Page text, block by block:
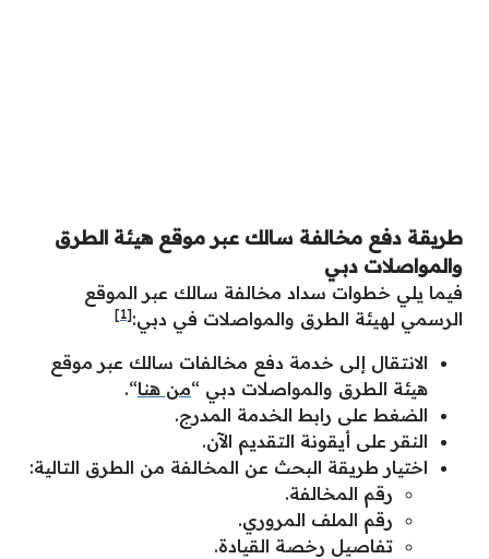
طريقة دفع مخالفة سالك عبر موقع هيئة الطرق
والمواصلات دبي
فيما يلي خطوات سداد مخالفة سالك عبر الموقع
الرسمي لهيئة الطرق والمواصلات في دبي:[1]
الانتقال إلى خدمة دفع مخالفات سالك عبر موقع
هيئة الطرق والمواصلات دبي “من هنا“.
الضغط على رابط الخدمة المدرج.
النقر على أيقونة التقديم الآن.
اختيار طريقة البحث عن المخالفة من الطرق التالية:
رقم المخالفة.
رقم الملف المروري.
تفاصيل رخصة القيادة.